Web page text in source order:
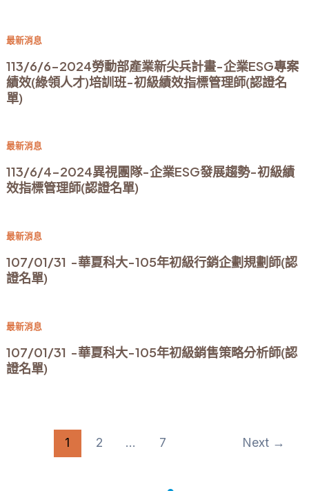
最新消息
113/6/6-2024勞動部產業新尖兵計畫-企業ESG專案
績效(綠領人才)培訓班-初級績效指標管理師(認證名
單)
最新消息
113/6/4-2024異視團隊-企業ESG發展趨勢-初級績
效指標管理師(認證名單)
最新消息
107/01/31 -華夏科大-105年初級行銷企劃規劃師(認
證名單)
最新消息
107/01/31 -華夏科大-105年初級銷售策略分析師(認
證名單)
1 2 ... 7 Next →